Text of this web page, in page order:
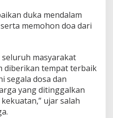
duka mendalam
memohon doa dari
seluruh masyarakat
diberikan tempat terbaik
segala dosa dan
yang ditinggalkan
ujar salah